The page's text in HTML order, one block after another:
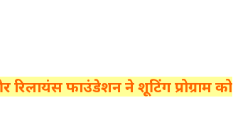
फाउंडेशन ने शूटिंग प्रोग्राम को